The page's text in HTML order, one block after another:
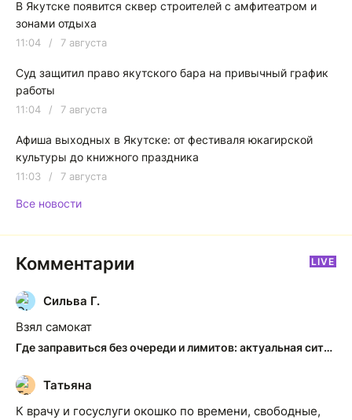
В Якутске появится сквер строителей с амфитеатром и
зонами отдыха
11:04 / 7 августа
Суд защитил право якутского бара на привычный график
работы
11:04 / 7 августа
Афиша выходных в Якутске: от фестиваля юкагирской
культуры до книжного праздника
11:03 / 7 августа
Все новости
Комментарии LIVE
С
Сильва Г.
Взял самокат
Где заправиться без очереди и лимитов: актуальная ситуация на АЗС Якутска
Т
Татьяна
К врачу и госуслуги окошко по времени, свободные,